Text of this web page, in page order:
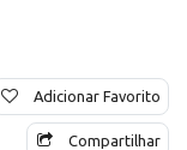
Adicionar Favorito
Compartilhar